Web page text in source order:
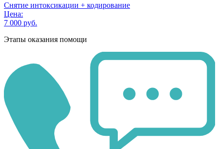
Снятие интоксикации + кодирование
Цена:
7 000 руб.
Этапы оказания помощи